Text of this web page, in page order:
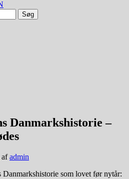
Danmarkshistorie –
afadmin
Danmarkshistorie som lovet før nytår: